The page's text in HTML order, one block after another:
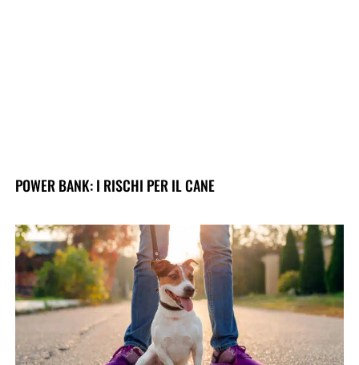
POWER BANK: I RISCHI PER IL CANE